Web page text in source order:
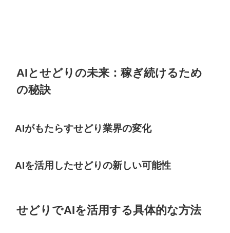
AIとせどりの未来：稼ぎ続けるため
の秘訣
AIがもたらすせどり業界の変化
AIを活用したせどりの新しい可能性
せどりでAIを活用する具体的な方法